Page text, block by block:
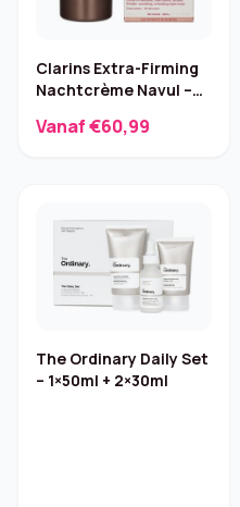
Clarins Extra-Firming
Nachtcrème Navul –
Vanaf €60,99
The Ordinary Daily Set
– 1×50ml + 2×30ml